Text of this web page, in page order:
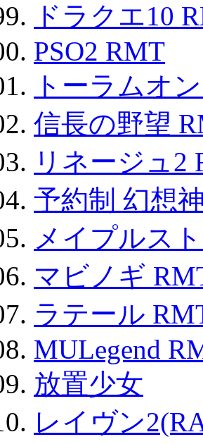
ドラクエ10
PSO2 RMT
トーラムオ
信長の野望
リネージュ2
予約制 幻想
メイプルス
マビノギ
ラテール
MULegend
放置少女
レイヴン